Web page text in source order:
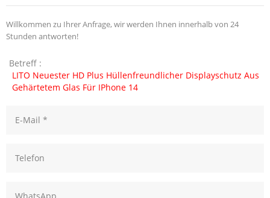
Willkommen zu Ihrer Anfrage, wir werden Ihnen innerhalb von 24
Stunden antworten!
Betreff :
LITO Neuester HD Plus Hüllenfreundlicher Displayschutz Aus
Gehärtetem Glas Für IPhone 14